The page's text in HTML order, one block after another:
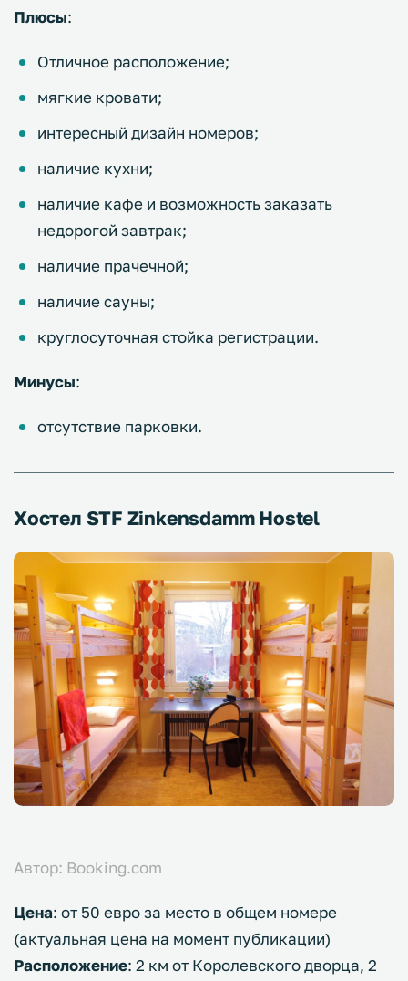
Плюсы:
Отличное расположение;
мягкие кровати;
интересный дизайн номеров;
наличие кухни;
наличие кафе и возможность заказать
недорогой завтрак;
наличие прачечной;
наличие сауны;
круглосуточная стойка регистрации.
Минусы:
отсутствие парковки.
Хостел STF Zinkensdamm Hostel
Автор: Booking.com
Цена: от 50 евро за место в общем номере
(актуальная цена на момент публикации)
Расположение: 2 км от Королевского дворца, 2